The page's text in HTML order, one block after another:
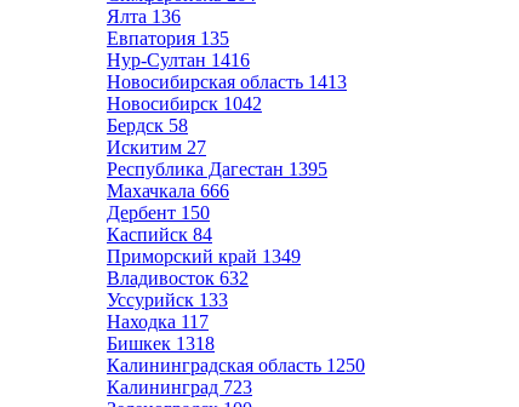
Ялта 136
Евпатория 135
Нур-Султан 1416
Новосибирская область 1413
Новосибирск 1042
Бердск 58
Искитим 27
Республика Дагестан 1395
Махачкала 666
Дербент 150
Каспийск 84
Приморский край 1349
Владивосток 632
Уссурийск 133
Находка 117
Бишкек 1318
Калининградская область 1250
Калининград 723